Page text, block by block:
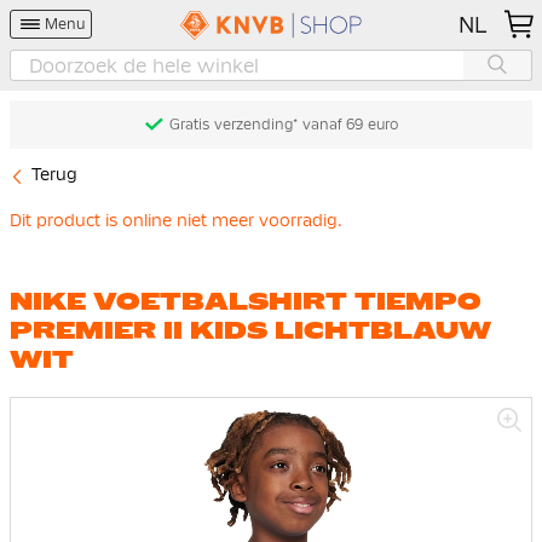
Menu NL
Gratis verzending* vanaf 69 euro
Terug
Dit product is online niet meer voorradig.
NIKE VOETBALSHIRT TIEMPO
PREMIER II KIDS LICHTBLAUW
WIT